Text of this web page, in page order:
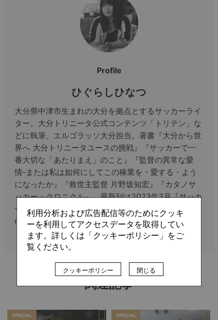
Profile
ひぐらしひなつ
大分県中津市生まれの大分を拠点とするサッカーライ
ター。大分トリニータ公式コンテンツ「トリテン」な
どに執筆、エルゴラッソ大分担当。著書『大分から世
界へ 大分トリニータユースの挑戦』『サッカーで一
番大切な「あたりまえ」のこと』『監督の異常な愛
情-または私は如何にしてこの稼業を・愛する・よう
になったか』『救世主監督 片野坂知宏』『カタノサ
ッカー・クロニクル』。最新刊は2023年3月『サッカ
ー監督の決断と采配-傷だらけの名将たち-』。
note：https://note.com/windegg
関連記事
SPECIAL SPECIAL
利用分析および広告配信等のためにクッキ
ーを利用してアクセスデータを取得してい
ます。詳しくは「クッキーポリシー」をご
覧ください。
クッキーポリシー 閉じる